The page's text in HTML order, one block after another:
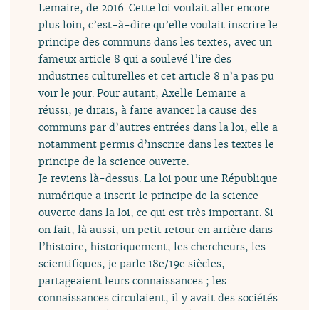
Lemaire, de 2016. Cette loi voulait aller encore
plus loin, c’est-à-dire qu’elle voulait inscrire le
principe des communs dans les textes, avec un
fameux article 8 qui a soulevé l’ire des
industries culturelles et cet article 8 n’a pas pu
voir le jour. Pour autant, Axelle Lemaire a
réussi, je dirais, à faire avancer la cause des
communs par d’autres entrées dans la loi, elle a
notamment permis d’inscrire dans les textes le
principe de la science ouverte.
Je reviens là-dessus. La loi pour une République
numérique a inscrit le principe de la science
ouverte dans la loi, ce qui est très important. Si
on fait, là aussi, un petit retour en arrière dans
l’histoire, historiquement, les chercheurs, les
scientifiques, je parle 18e/19e siècles,
partageaient leurs connaissances ; les
connaissances circulaient, il y avait des sociétés